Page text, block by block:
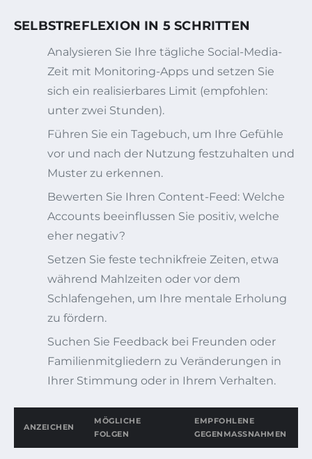
SELBSTREFLEXION IN 5 SCHRITTEN
Analysieren Sie Ihre tägliche Social-Media-
Zeit mit Monitoring-Apps und setzen Sie
sich ein realisierbares Limit (empfohlen:
unter zwei Stunden).
Führen Sie ein Tagebuch, um Ihre Gefühle
vor und nach der Nutzung festzuhalten und
Muster zu erkennen.
Bewerten Sie Ihren Content-Feed: Welche
Accounts beeinflussen Sie positiv, welche
eher negativ?
Setzen Sie feste technikfreie Zeiten, etwa
während Mahlzeiten oder vor dem
Schlafengehen, um Ihre mentale Erholung
zu fördern.
Suchen Sie Feedback bei Freunden oder
Familienmitgliedern zu Veränderungen in
Ihrer Stimmung oder in Ihrem Verhalten.
ANZEICHEN
MÖGLICHE
FOLGEN
EMPFOHLENE
GEGENMASSNAHMEN